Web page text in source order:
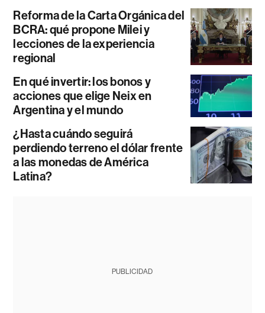
Reforma de la Carta Orgánica del
BCRA: qué propone Milei y
lecciones de la experiencia
regional
En qué invertir: los bonos y
acciones que elige Neix en
Argentina y el mundo
¿Hasta cuándo seguirá
perdiendo terreno el dólar frente
a las monedas de América
Latina?
PUBLICIDAD